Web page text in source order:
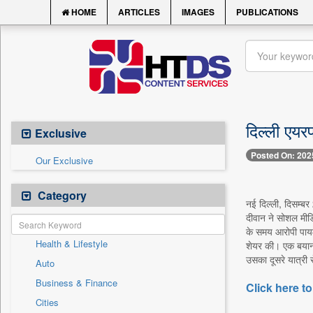
HOME ARTICLES IMAGES PUBLICATIONS
Exclusive
Our Exclusive
Category
Health & Lifestyle
Auto
Business & Finance
Cities
दिल्ली
Posted On:
नई दिल्ली,
दीवान ने सोशल
के समय आरोपी
शेयर की। एक बयान
उसका दूसरे
Click here